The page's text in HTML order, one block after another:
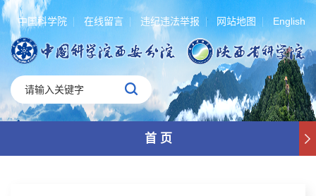
中国科学院 在线留言 违纪违法举报 网站地图 English
首 页